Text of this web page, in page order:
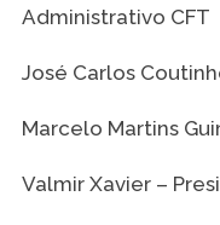
Administrativo CFT
José Carlos
Marcelo Martins
Valmir Xavier –